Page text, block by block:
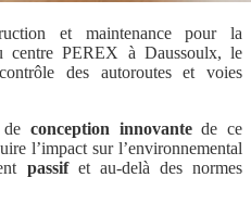
et maintenance pour la
centre PEREX à Daussoulx, le
des autoroutes et voies
conception innovantede ce
l’impact sur l’environnemental
passifet au-delà des normes